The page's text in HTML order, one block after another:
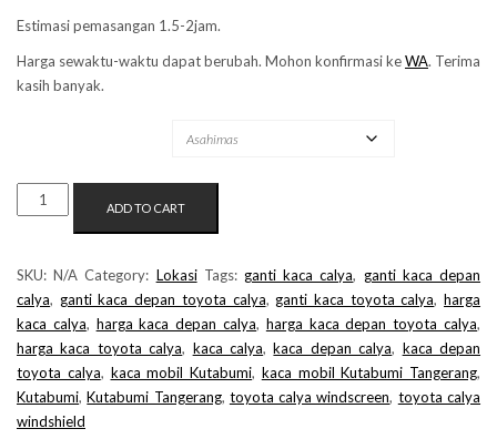
Estimasi pemasangan 1.5-2jam.
Harga sewaktu-waktu dapat berubah. Mohon konfirmasi keWA. Terima
kasih banyak.
KACA
MOBIL
QUANTITY
ADD TO CART
SKU:N/A Category: Lokasi Tags: ganti kaca calya, ganti kaca depan
calya, ganti kaca depan toyota calya, ganti kaca toyota calya,harga
kaca calya, harga kaca depan calya, harga kaca depan toyota calya,
harga kaca toyota calya, kaca calya,kaca depan calya, kaca depan
toyota calya, kaca mobil Kutabumi, kaca mobil Kutabumi Tangerang,
Kutabumi,Kutabumi Tangerang, toyota calya windscreen, toyota calya
windshield